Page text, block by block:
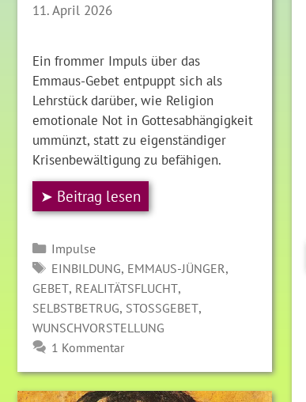
11. April 2026
Ein frommer Impuls über das
Emmaus-Gebet entpuppt sich als
Lehrstück darüber, wie Religion
emotionale Not in Gottesabhängigkeit
ummünzt, statt zu eigenständiger
Krisenbewältigung zu befähigen.
➤ Beitrag lesen
Kategorien
Impulse
SCHLAGWÖRTER
EINBILDUNG, EMMAUS-JÜNGER,
GEBET, REALITÄTSFLUCHT,
SELBSTBETRUG, STOSSGEBET ,
WUNSCHVORSTELLUNG
1 Kommentar